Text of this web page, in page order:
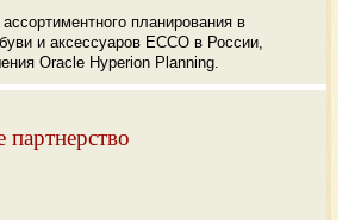
планирования в
и аксессуаров ECCO в России,
Oracle Hyperion Planning.